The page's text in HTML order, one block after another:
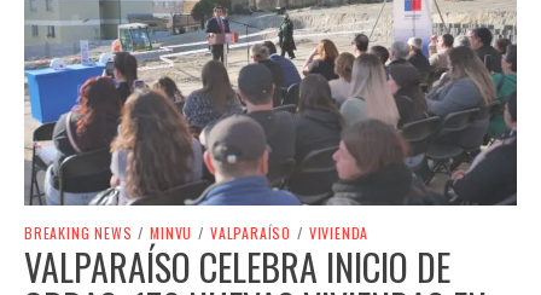
BREAKING NEWS / MINVU / VALPARAÍSO / VIVIENDA
VALPARAÍSO CELEBRA INICIO DE